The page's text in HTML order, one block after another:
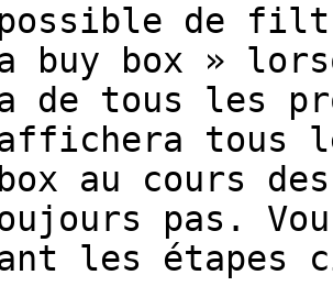
de
buy box »
de tous les
tous
au cours
pas.
les étapes